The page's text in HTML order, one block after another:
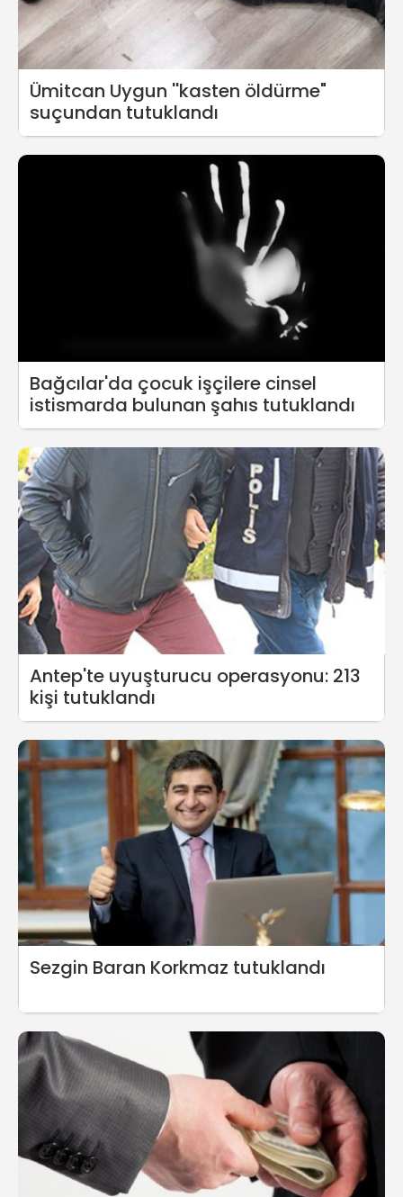
Ümitcan Uygun ''kasten öldürme"
suçundan tutuklandı
Bağcılar'da çocuk işçilere cinsel
istismarda bulunan şahıs tutuklandı
Antep'te uyuşturucu operasyonu: 213
kişi tutuklandı
Sezgin Baran Korkmaz tutuklandı